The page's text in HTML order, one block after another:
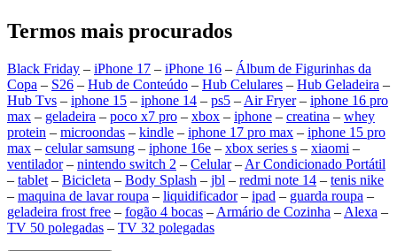
Termos mais procurados
Black Friday – iPhone 17 – iPhone 16 – Álbum de Figurinhas da
Copa – S26 – Hub de Conteúdo – Hub Celulares – Hub Geladeira –
Hub Tvs – iphone 15 – iphone 14 – ps5 – Air Fryer– iphone 16 pro
max – geladeira – poco x7 pro – xbox – iphone – creatina – whey
protein – microondas – kindle – iphone 17 pro max – iphone 15 pro
max – celular samsung – iphone 16e – xbox series s – xiaomi –
ventilador– nintendo switch 2 – Celular– Ar Condicionado Portátil
– tablet – Bicicleta – Body Splash – jbl – redmi note 14 – tenis nike
– maquina de lavar roupa – liquidificador– ipad – guarda roupa –
geladeira frost free – fogão 4 bocas – Armário de Cozinha – Alexa –
TV 50 polegadas – TV 32 polegadas